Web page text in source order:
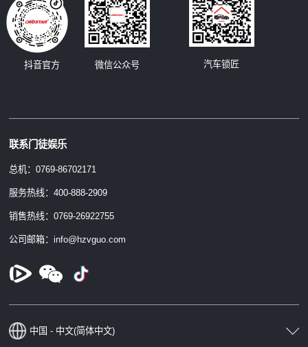
微信公众号
抖音官方 汽车锁匠
联系门徒娱乐
总机：0769-86702171
服务热线：400-888-2909
销售热线：0769-26922755
公司邮箱：info@hzvguo.com
中国 - 中文(简体中文)